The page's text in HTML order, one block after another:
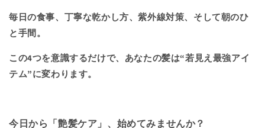
毎日の食事、丁寧な乾かし方、紫外線対策、そして朝のひ
と手間。
この4つを意識するだけで、あなたの髪は“若見え最強アイ
テム”に変わります。
今日から「艶髪ケア」、始めてみませんか？